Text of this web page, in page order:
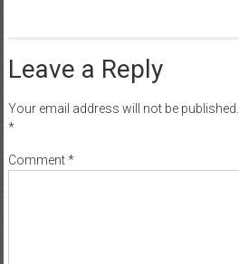
Leave a Reply
Your email address will not be published.
*
Comment*